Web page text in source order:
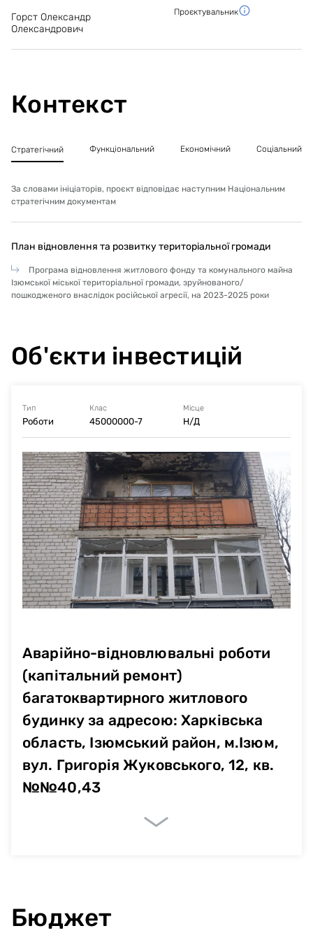
-заміна труб каналізації кв.40,43 (без встановлення
сантехнічного обладнання, яке буде відновлюватись
згідно іншого проекту);
№40,43;
Горст Олександр
Олександрович
Проєктувальник
Контекст
Стратегічний Функціональний Економічний Соціальний
За словами ініціаторів, проєкт відповідає наступним Національним
стратегічним документам
План відновлення та розвитку територіальної громади
Програма відновлення житлового фонду та комунального майна
Ізюмської міської територіальної громади, зруйнованого/
пошкодженого внаслідок російської агресії, на 2023-2025 роки
Об'єкти інвестицій
Тип
Роботи
Клас
45000000-7
Місце
Н/Д
Аварійно-відновлювальні роботи
(капітальний ремонт)
багатоквартирного житлового
будинку за адресою: Харківська
область, Ізюмський район, м.Ізюм,
вул. Григорія Жуковського, 12, кв.
№№40,43
Бюджет